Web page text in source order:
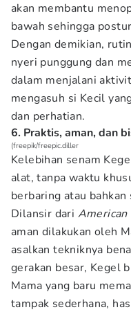
akan membantu
bawah sehingga
Dengan demikian,
nyeri punggung dan
dalam menjalani
mengasuh si Kecil
dan perhatian.
6. Praktis, aman, dan
(freepik/freepic.diller
Kelebihan senam
alat, tanpa waktu
berbaring atau
Dilansir dari American
aman dilakukan oleh
asalkan tekniknya
gerakan besar, Kegel
Mama yang baru
tampak sederhana,